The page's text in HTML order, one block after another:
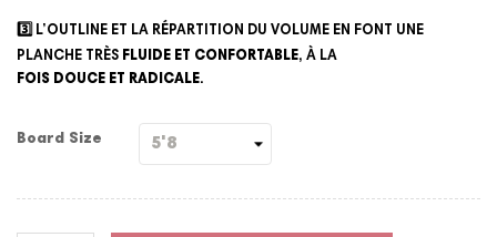
3️⃣ L’OUTLINE ET LA RÉPARTITION DU VOLUME EN FONT UNE
PLANCHE TRÈS FLUIDE ET CONFORTABLE, À LA
FOIS DOUCE ET RADICALE.
Board Size